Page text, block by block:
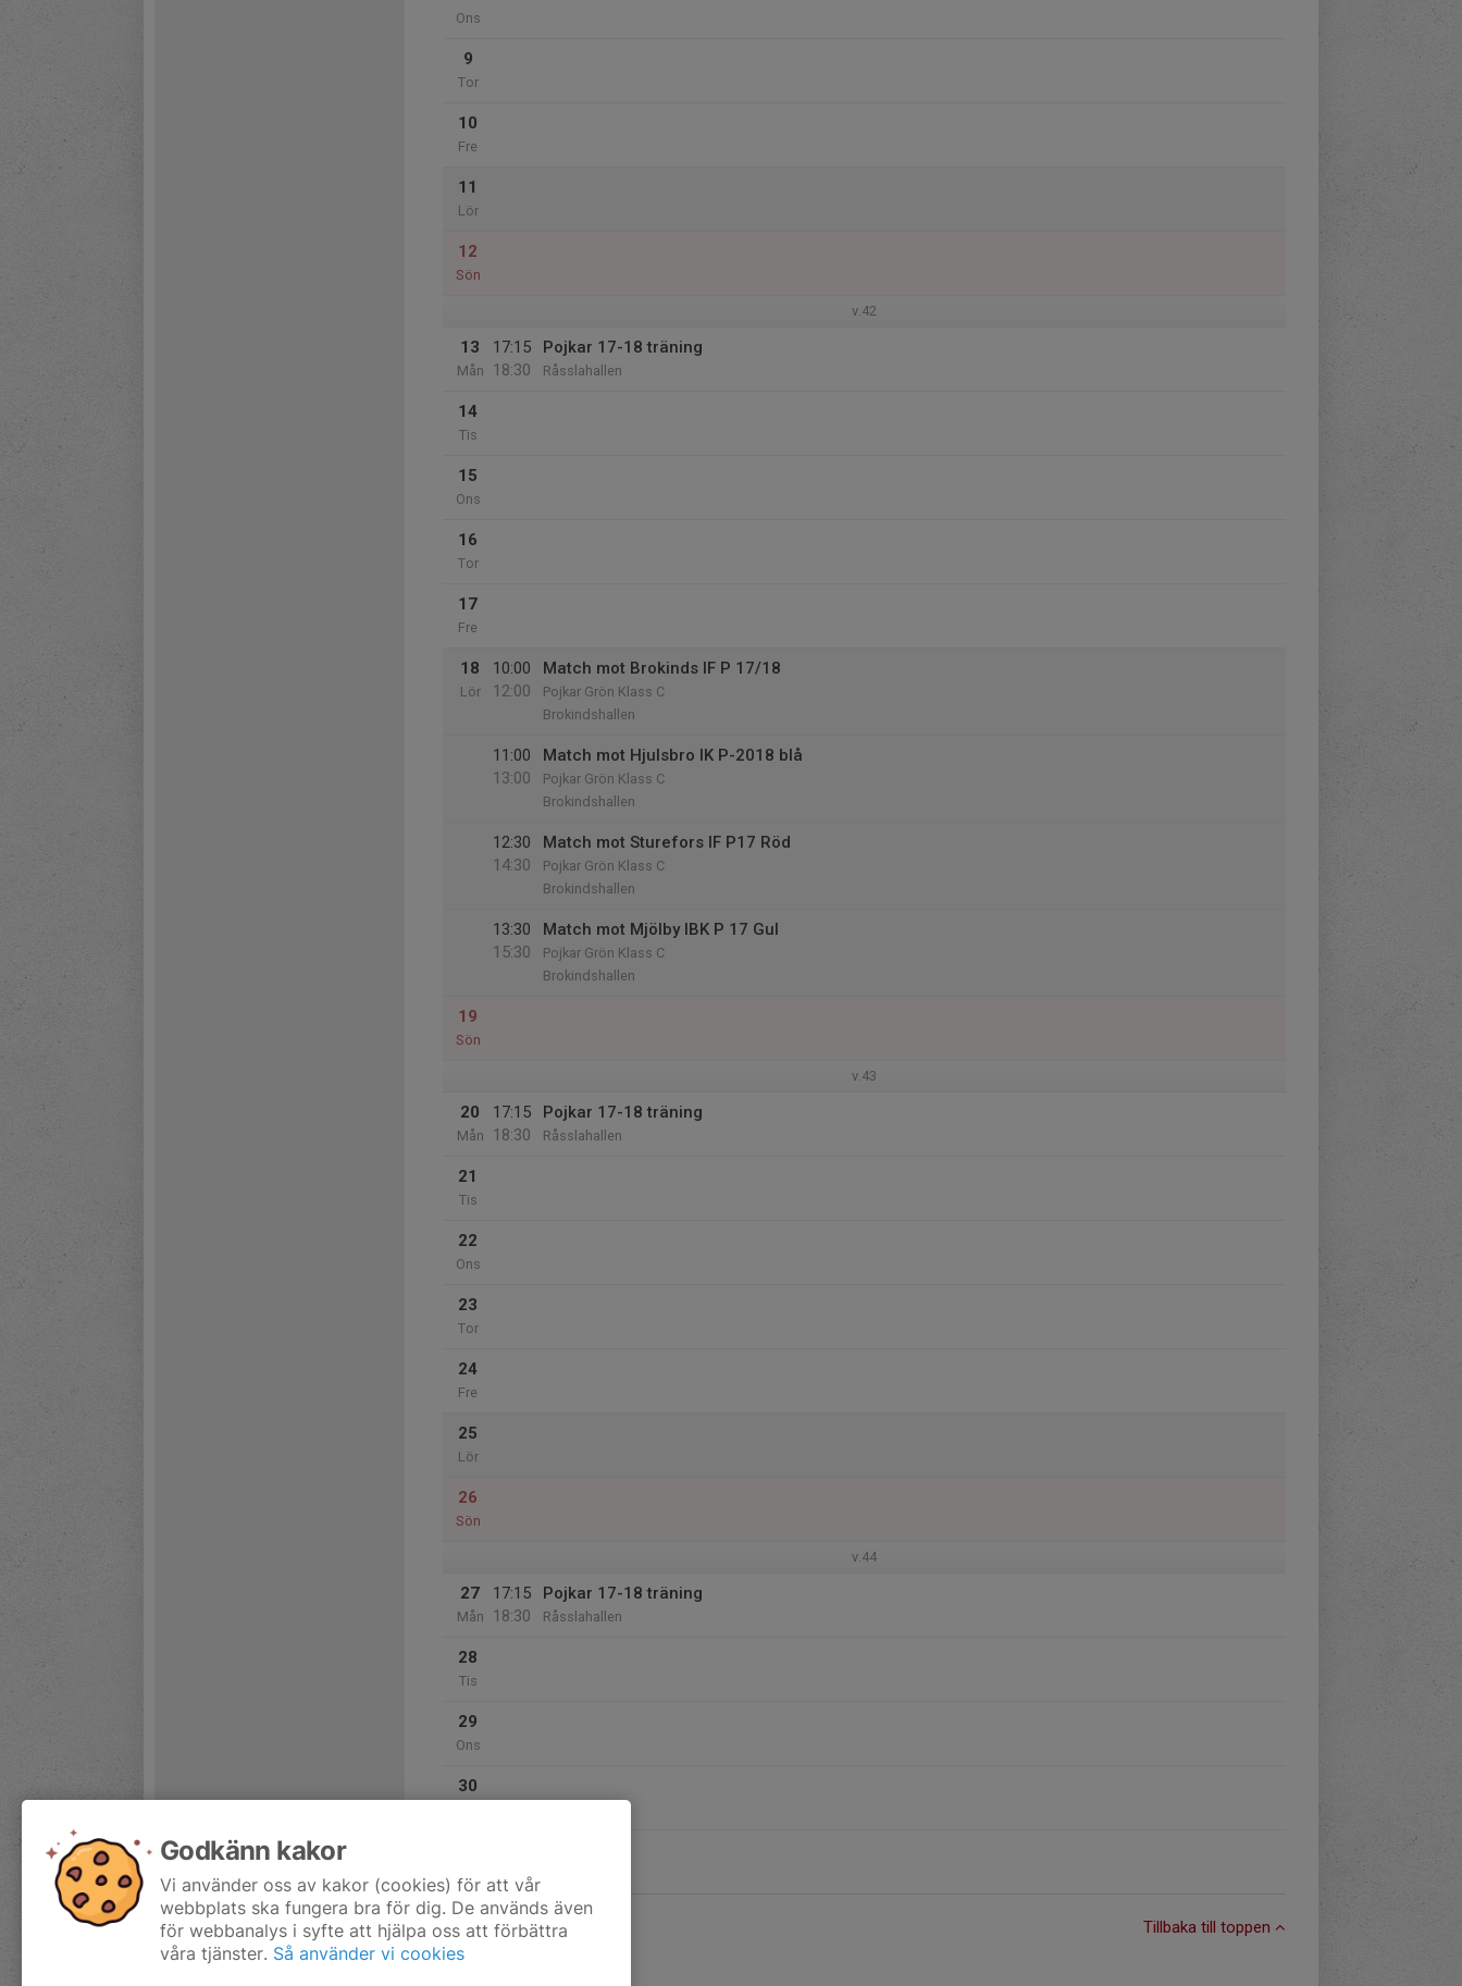
Ons
9
Tor
10
Fre
11
Lör
12
Sön
v.42
13
Mån
17:15
18:30
Pojkar 17-18 träning
Råsslahallen
14
Tis
15
Ons
16
Tor
17
Fre
18
Lör
10:00
12:00
Match mot Brokinds IF P 17/18
Pojkar Grön Klass C
Brokindshallen
11:00
13:00
Match mot Hjulsbro IK P-2018 blå
Pojkar Grön Klass C
Brokindshallen
12:30
14:30
Match mot Sturefors IF P17 Röd
Pojkar Grön Klass C
Brokindshallen
13:30
15:30
Match mot Mjölby IBK P 17 Gul
Pojkar Grön Klass C
Brokindshallen
19
Sön
v.43
20
Mån
17:15
18:30
Pojkar 17-18 träning
Råsslahallen
21
Tis
22
Ons
23
Tor
24
Fre
25
Lör
26
Sön
v.44
27
Mån
17:15
18:30
Pojkar 17-18 träning
Råsslahallen
28
Tis
29
Ons
30
Tillbaka till toppen
Godkänn kakor
Vi använder oss av kakor (cookies) för att vår
webbplats ska fungera bra för dig. De används även
för webbanalys i syfte att hjälpa oss att förbättra
våra tjänster. Så använder vi cookies